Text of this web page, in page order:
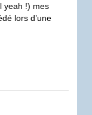
yeah !) mes
lors d’une